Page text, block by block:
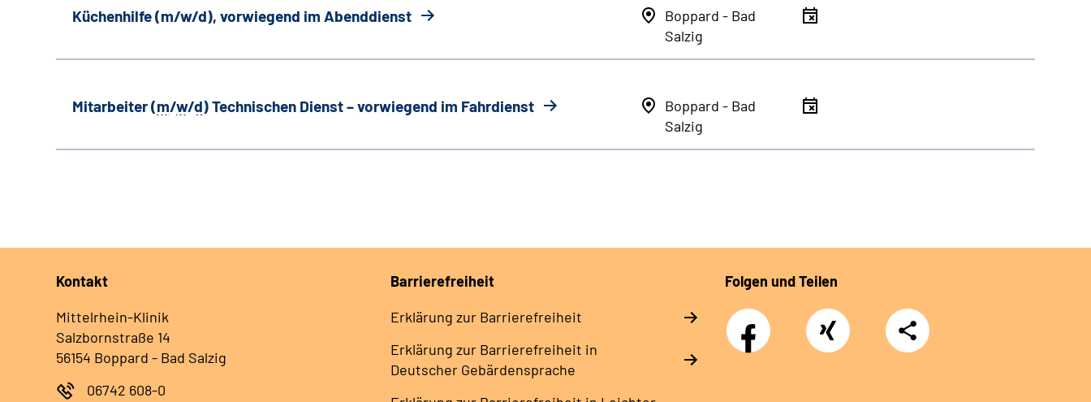
Küchenhilfe (m/w/d), vorwiegend im Abenddienst
Boppard - Bad
Salzig
Mitarbeiter (m/w/d) Technischen Dienst – vorwiegend im Fahrdienst
Boppard - Bad
Salzig
Kontakt
Mittelrhein-Klinik
Salzbornstraße 14
56154 Boppard - Bad Salzig
06742 608-0
Barrierefreiheit
Erklärung zur Barrierefreiheit
Erklärung zur Barrierefreiheit in
Deutscher Gebärdensprache
Folgen und Teilen
Facebook Xing
Teilen